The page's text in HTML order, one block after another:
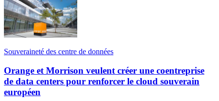
Souveraineté des centre de données
Orange et Morrison veulent créer une coentreprise
de data centers pour renforcer le cloud souverain
européen